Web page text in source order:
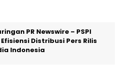
PR Newswire – PSPI
Distribusi Pers Rilis
Indonesia